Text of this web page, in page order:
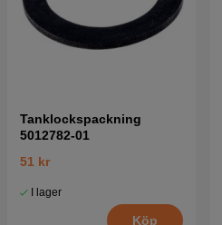
Tanklockspackning
5012782-01
51 kr
I lager
Köp